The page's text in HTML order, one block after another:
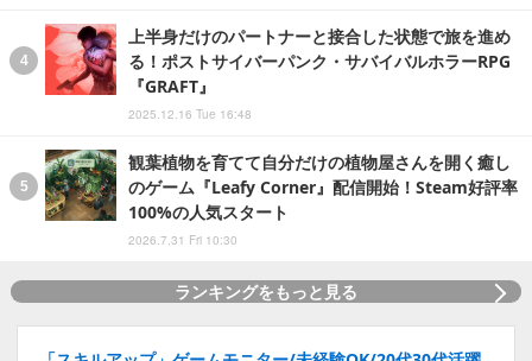
上半身だけのパートナーと接合した状態で旅を進め
る！ポストサイバーパンク・サバイバルホラーRPG
『GRAFT』
2025.12.16 Tue 16:48
観葉植物を育てて自分だけの植物屋さんを開く癒し
のゲーム『Leafy Corner』配信開始！Steam好評率
100%の人気スタート
2026.7.31 Fri 10:30
ランキングをもっと見る